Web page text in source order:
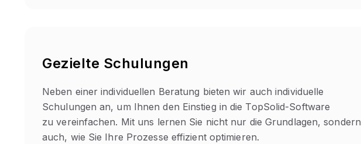
Gezielte Schulungen
Neben einer individuellen Beratung bieten wir auch individuelle
Schulungen an, um Ihnen den Einstieg in die TopSolid-Software
zu vereinfachen. Mit uns lernen Sie nicht nur die Grundlagen, sondern
auch, wie Sie Ihre Prozesse effizient optimieren.